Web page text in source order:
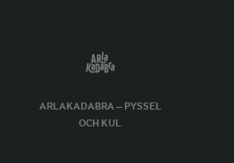
ARLAKADABRA – PYSSEL
OCH KUL